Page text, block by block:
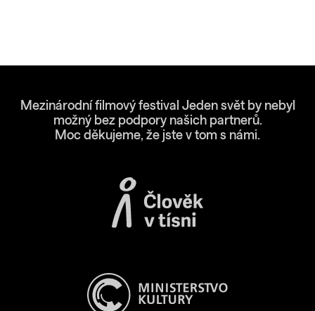
Mezinárodní filmový festival Jeden svět by nebyl
možný bez podpory našich partnerů.
Moc děkujeme, že jste v tom s námi.